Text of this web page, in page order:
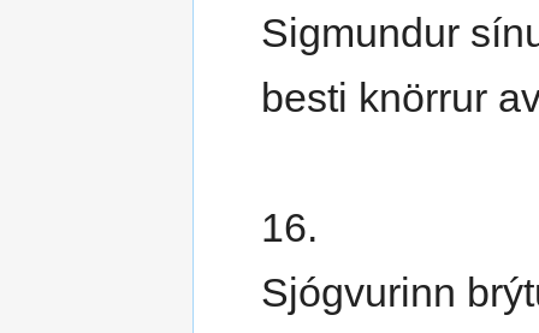
Sigmundur
besti knörrur
16.
Sjógvurinn